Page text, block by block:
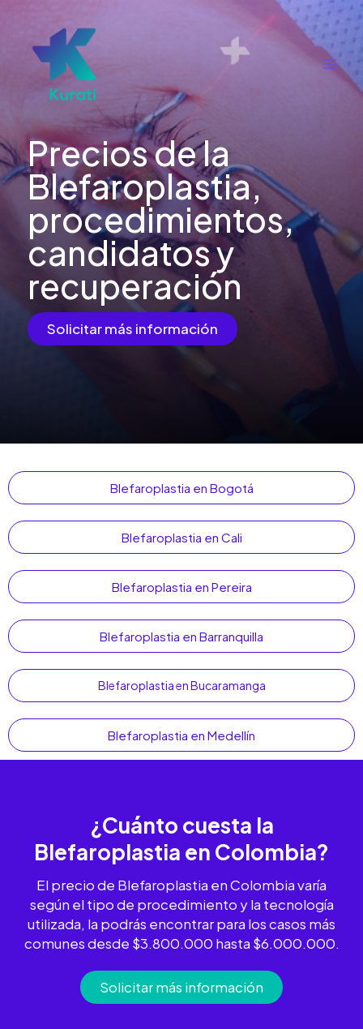
contenido
Main
Precios de la
Blefaroplastia,
procedimientos,
candidatos y
recuperación
Solicitar más información
Blefaroplastia en Bogotá
Blefaroplastia en Cali
Blefaroplastia en Pereira
Blefaroplastia en Barranquilla
Blefaroplastia en Bucaramanga
Blefaroplastia en Medellín
¿Cuánto cuesta la
Blefaroplastia en Colombia?
El precio de Blefaroplastia en Colombia varía
según el tipo de procedimiento y la tecnología
utilizada, la podrás encontrar para los casos más
comunes desde $3.800.000 hasta $6.000.000.
Solicitar más información